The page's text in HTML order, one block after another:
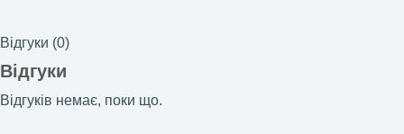
Відгуки (0)
Відгуки
Відгуків немає, поки що.